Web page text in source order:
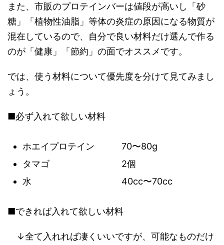
また、市販のプロテインバーは値段が高いし「砂
糖」「植物性油脂」等体の炎症の原因になる物質が
混在しているので、自分で良い材料だけ選んで作る
のが「健康」「節約」の面でオススメです。
では、使う材料について優先度を分けて見てみまし
ょう。
■必ず入れて欲しい材料
ホエイプロテイン 70〜80g
タマゴ 2個
水 40cc〜70cc
■できれば入れて欲しい材料
↓全て入れれば凄くいいですが、可能なものだけ